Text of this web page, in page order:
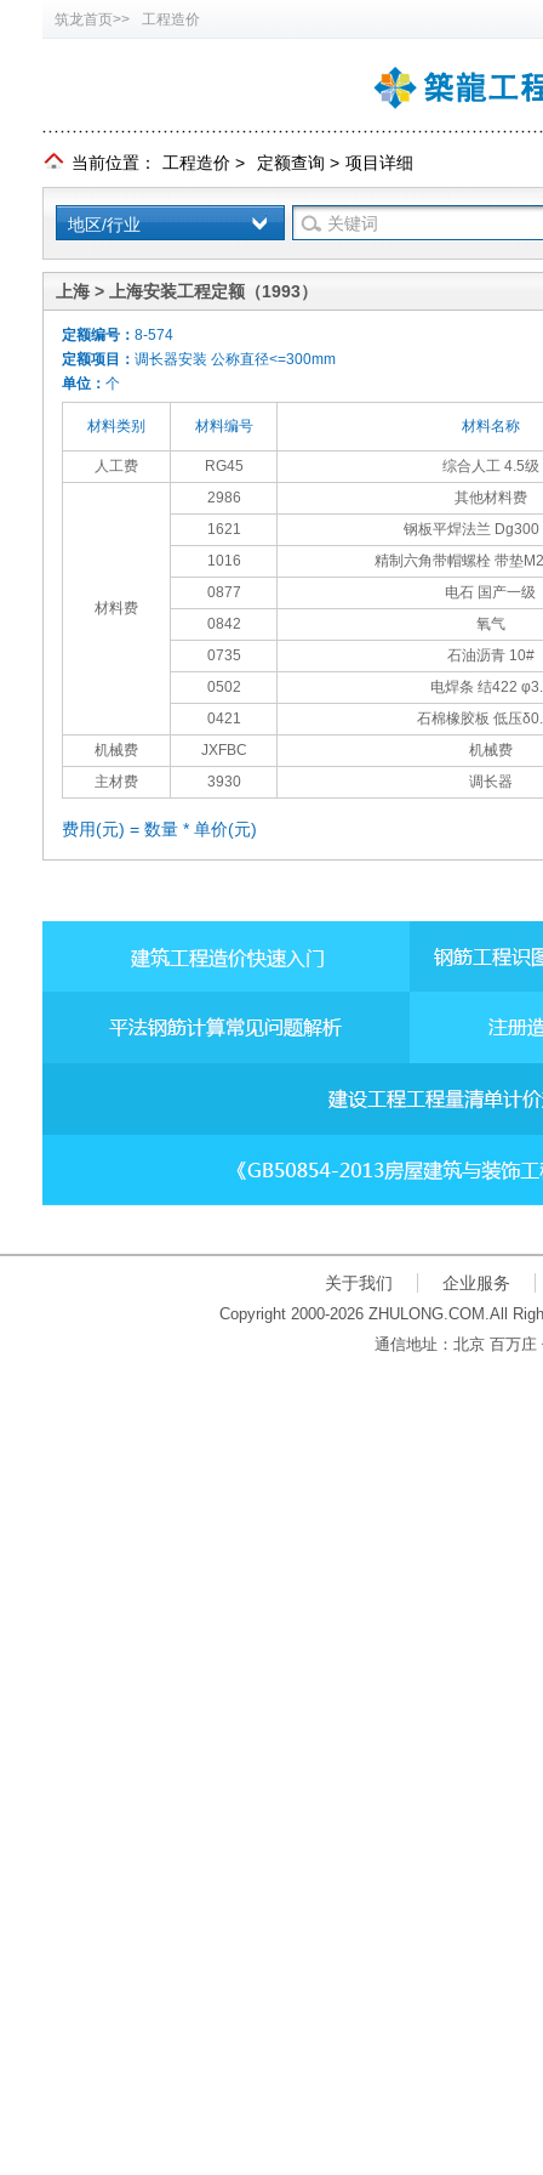
筑龙首页>> 工程造价
当前位置： 工程造价 > 定额查询 > 项目详细
地区/行业
上海 > 上海安装工程定额（1993）
定额编号： 8-574
定额项目： 调长器安装 公称直径<=300mm
单位： 个
材料类别 材料编号 材料名称
人工费 RG45 综合人工 4.5级
材料费
2986
其他材料费
1621
钢板平焊法兰 Dg300
1016
精制六角带帽螺栓 带垫
0877
电石 国产一级
0842
氧气
0735
石油沥青 10#
0502
电焊条 结422
0421
石棉橡胶板 低压
机械费
JXFBC
机械费
主材费
3930 调长器
费用(元) = 数量 * 单价(元)
关于我们 企业服务
Copyright 2000-2026 ZHULONG.COM.All
通信地址：北京 百万